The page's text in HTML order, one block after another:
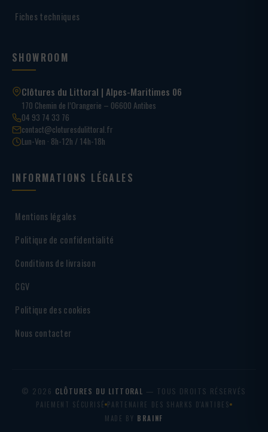
Fiches techniques
SHOWROOM
Clôtures du Littoral | Alpes-Maritimes 06
170 Chemin de l’Orangerie – 06600 Antibes
04 93 74 33 76
contact@cloturesdulittoral.fr
Lun-Ven · 8h-12h / 14h-18h
INFORMATIONS LÉGALES
Mentions légales
Politique de confidentialité
Conditions de livraison
CGV
Politique des cookies
Nous contacter
© 2026 CLÔTURES DU LITTORAL — TOUS DROITS RÉSERVÉS
PAIEMENT SÉCURISÉ PARTENAIRE DES SHARKS D'ANTIBES
MADE BY BRAINF